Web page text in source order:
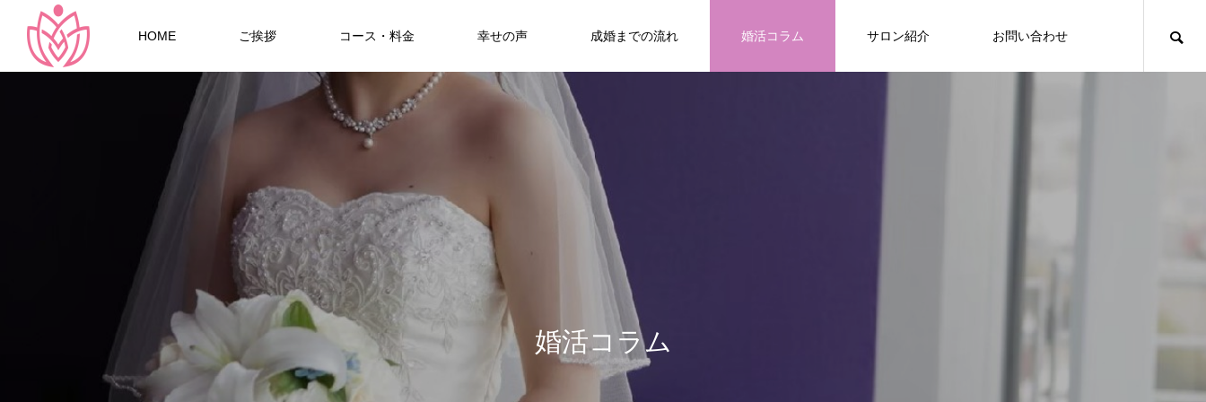
HOME ご挨拶 コース・料金 幸せの声 成婚までの流れ 婚活コラム サロン紹介 お問い合わせ
Warning
/home/richfuture77/bridal-smile.com/public_html/wp-content/themes/absa022/functions/menu.php
Warning
/home/richfuture77/bridal-smile.com/public_html/wp-content/themes/absa022/functions/menu.php
婚活コ ラム